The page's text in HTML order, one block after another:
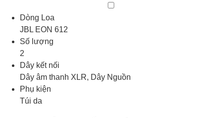
Dòng Loa
JBL EON 612
Số lượng
2
Dây kết nối
Dây âm thanh XLR, Dây Nguồn
Phụ kiện
Túi da